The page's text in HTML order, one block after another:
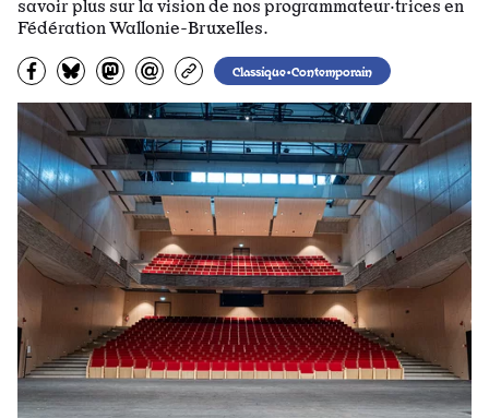
savoir plus sur la vision de nos programmateur·trices en
Fédération Wallonie-Bruxelles.
Partagez sur Facebook
Partager sur Bluesky
Partager sur Mastodon
Partagez par e-mail
Copiez l’url
Classique•Contemporain